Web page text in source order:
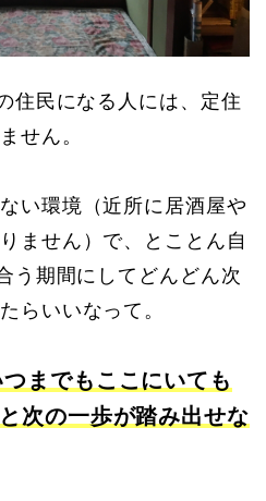
住民になる人には、定住
せん。
い環境（近所に居酒屋や
ません）で、とことん自
う期間にしてどんどん次
らいいなって。
つまでもここにいても
次の一歩が踏み出せな